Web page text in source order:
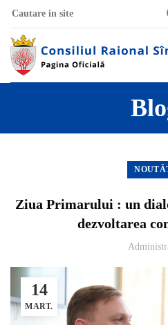
Ziua Primarului : un
dezvoltarea
14
MART.